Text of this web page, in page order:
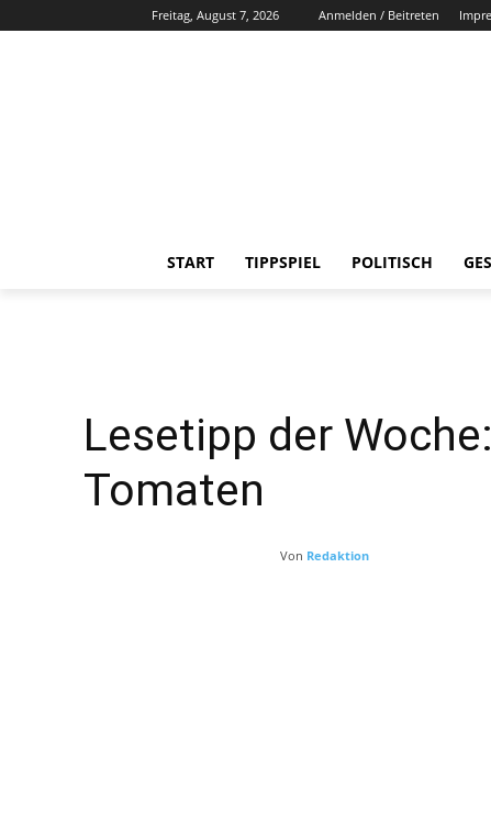
Freitag, August 7, 2026 Anmelden / Beitreten
START TIPPSPIEL POLITISCH
Lesetipp der
Tomaten
Von Redaktion